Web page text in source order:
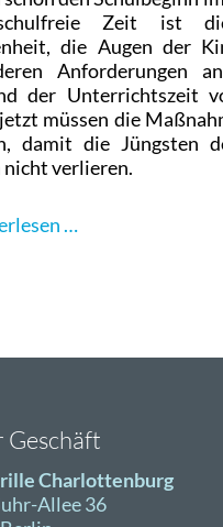
Zeit ist
die Augen der
Anforderungen
der Unterrichtszeit
müssen die
damit die Jüngsten
nicht verlieren.
…
Geschäft
Charlottenburg
Allee 36